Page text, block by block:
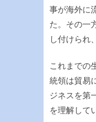
事が海外に
た。その一
し付けられ
これまでの
統領は貿易
ジネスを第
を理解して